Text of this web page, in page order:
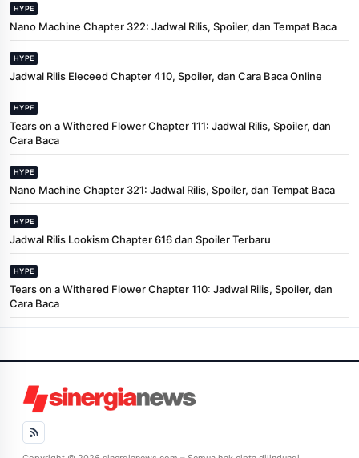
HYPE
Nano Machine Chapter 322: Jadwal Rilis, Spoiler, dan Tempat Baca
HYPE
Jadwal Rilis Eleceed Chapter 410, Spoiler, dan Cara Baca Online
HYPE
Tears on a Withered Flower Chapter 111: Jadwal Rilis, Spoiler, dan
Cara Baca
HYPE
Nano Machine Chapter 321: Jadwal Rilis, Spoiler, dan Tempat Baca
HYPE
Jadwal Rilis Lookism Chapter 616 dan Spoiler Terbaru
HYPE
Tears on a Withered Flower Chapter 110: Jadwal Rilis, Spoiler, dan
Cara Baca